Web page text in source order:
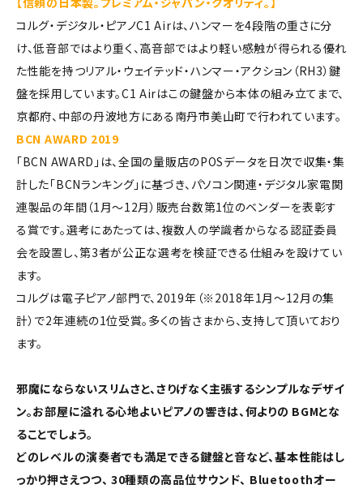
コルグ・デジタル・ピアノC1 Airは、ハンマーを4段階の重さに分
け、低音部ではより重く、高音部ではより軽い感触が得られる優れ
た性能を持つリアル・ウェイテッド・ハンマー・アクション（RH3）鍵
盤を採用しています。C1 Airはこの鍵盤から本体の組み立てまで、
京都府、中部の丹波地方にある南丹市美山町で行われています。
BCN AWARD 2019
「BCN AWARD」は、全国の量販店のPOSデータを日次で収集・集
計した「BCNランキング」に基づき、パソコン関連・デジタル家電関
連製品の年間（1月～12月）販売台数第1位のベンダーを表彰す
る賞です。選考にあたっては、複数人の学識者からなる認証委員
会を設置し、第3者が公正な選考を検証できる仕組みを設けてい
ます。
コルグは電子ピアノ部門で、2019年（※2018年1月～12月の集
計）で2年連続の1位受賞。多くの皆さまから、支持して頂いており
ます。
邪魔にならないスリムさと、さりげなく主張するシンプルなデザイ
ン。お部屋に溢れる心地よいピアノの響きは、何よりの BGMとな
ることでしょう。
どのレベルの演奏者でも満足できる鍵盤と音など、基本性能はし
っかり押さえつつ、 30種類の高品位サウンド、 Bluetoothオー